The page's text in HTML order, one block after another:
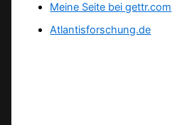
Meine Seite bei gettr.com
Atlantisforschung.de